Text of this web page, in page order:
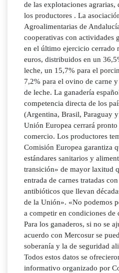
de las explotaciones agrarias,
los productores . La
Agroalimentarias de
cooperativas con actividades
en el último ejercicio cerrado
euros, distribuidos en un
leche, un 15,7% para el
7,2% para el ovino de carne
de leche. La ganadería
competencia directa de los
(Argentina, Brasil, Paraguay
Unión Europea cerrará
comercio. Los productores
Comisión Europea garantiza
estándares sanitarios y
transición» de mayor laxitud
entrada de carnes tratadas
antibióticos que llevan
de la Unión». «No podemos
a competir en condiciones de
Para los ganaderos, si no se
acuerdo con Mercosur se
soberanía y la de seguridad
Todos estos datos se
informativo organizado por